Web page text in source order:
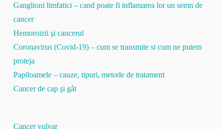
Ganglioni limfatici – cand poate fi inflamarea lor un semn de
cancer
Hemoroizii şi cancerul
Coronavirus (Covid-19) – cum se transmite si cum ne putem
proteja
Papiloamele – cauze, tipuri, metode de tratament
Cancer de cap şi gât
Cancer vulvar